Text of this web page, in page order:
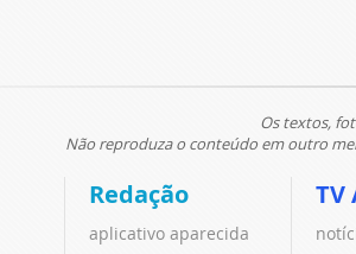
Os textos,
Não reproduza o conteúdo em outro
Redação
aplicativo aparecida
TV